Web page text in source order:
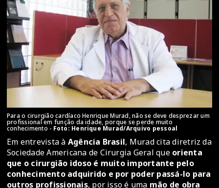
Para o cirurgião cardíaco Henrique Murad, não se deve desprezar um
profissional em função da idade, porque se perde muito
conhecimento - Foto: Henrique Murad/Arquivo pessoal
Em entrevista à Agência Brasil, Murad cita diretriz da
Sociedade Americana de Cirurgia Geral que orienta
que o cirurgião idoso é muito importante pelo
conhecimento adquirido e por poder passá-lo para
outros profissionais, por isso é uma mão de obra